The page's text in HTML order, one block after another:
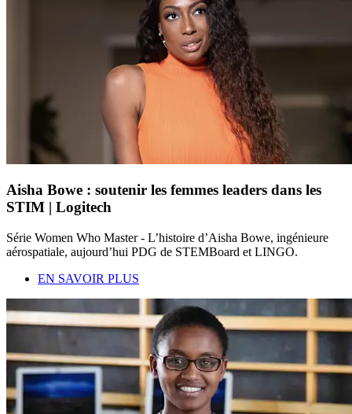
Aisha Bowe : soutenir les femmes leaders dans les
STIM | Logitech
Série Women Who Master - L’histoire d’Aisha Bowe, ingénieure
aérospatiale, aujourd’hui PDG de STEMBoard et LINGO.
EN SAVOIR PLUS